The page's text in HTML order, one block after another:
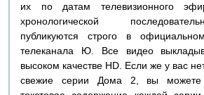
их по датам телевизионного
хронологической
публикуются строго в
телеканала Ю. Все видео
высоком качестве HD. Если же у вас
свежие серии Дома 2, вы можете